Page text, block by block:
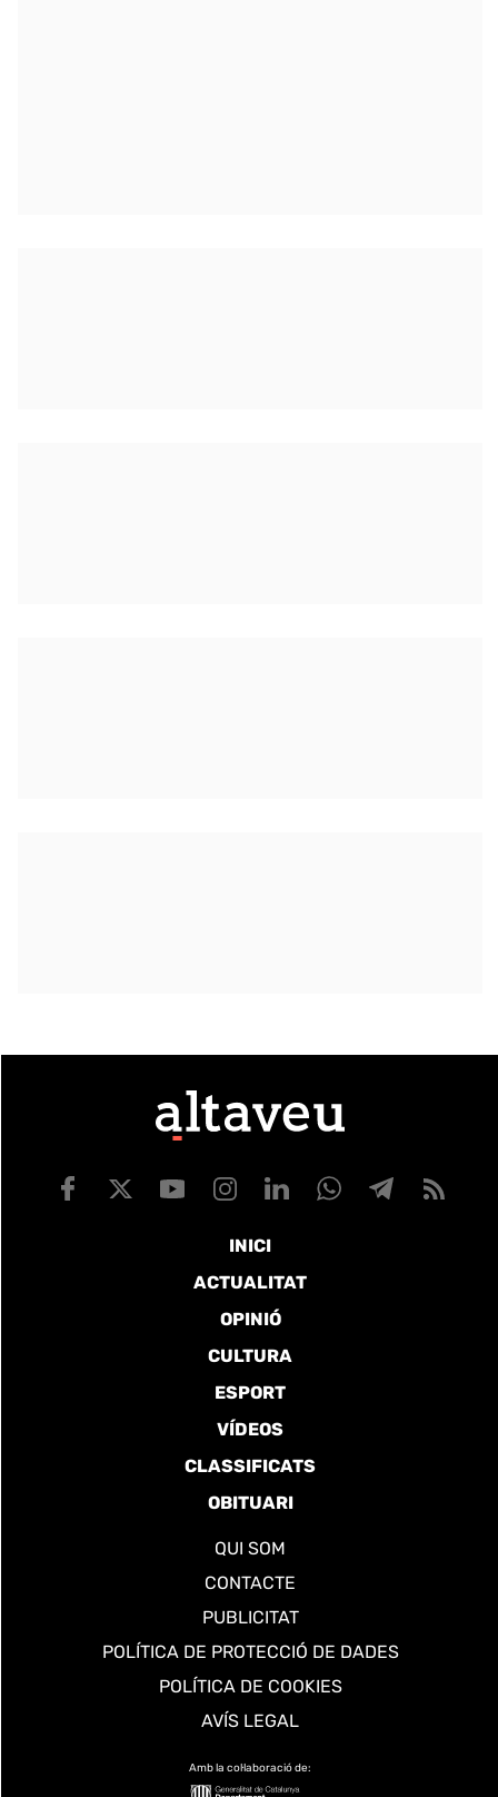
INICI
ACTUALITAT
OPINIÓ
CULTURA
ESPORT
VÍDEOS
CLASSIFICATS
OBITUARI
QUI SOM
CONTACTE
PUBLICITAT
POLÍTICA DE PROTECCIÓ DE DADES
POLÍTICA DE COOKIES
AVÍS LEGAL
Amb la col·laboració de: